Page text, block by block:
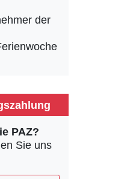
der
PAZ?
Sie uns